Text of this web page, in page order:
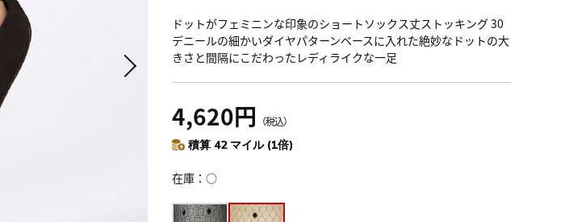
ドットがフェミニンな印象のショートソックス丈ストッキング 30
デニールの細かいダイヤパターンベースに入れた絶妙なドットの大
きさと間隔にこだわったレディライクな一足
4,620円 （税込）
積算 42 マイル (1倍)
在庫 ○